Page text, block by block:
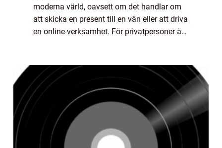
moderna värld, oavsett om det handlar om
att skicka en present till en vän eller att driva
en online-verksamhet. För privatpersoner är